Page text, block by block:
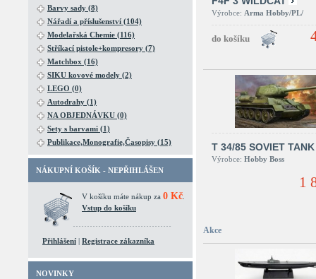
Barvy sady (8)
Nářadí a příslušenství (104)
Modelařská Chemie (116)
Stříkací pistole+kompresory (7)
Matchbox (16)
SIKU kovové modely (2)
LEGO (0)
Autodrahy (1)
NA OBJEDNÁVKU (0)
Sety s barvami (1)
Publikace,Monografie,Časopisy (15)
NÁKUPNÍ KOŠÍK - NEPŘIHLÁŠEN
V košíku máte nákup za 0 Kč
Vstup do košíku
Přihlášení | Registrace zákazníka
NOVINKY
Výrobce: Arma Hobby/PL/
T 34/85 SOVIET TANK
Výrobce: Hobby Boss
1
Akce